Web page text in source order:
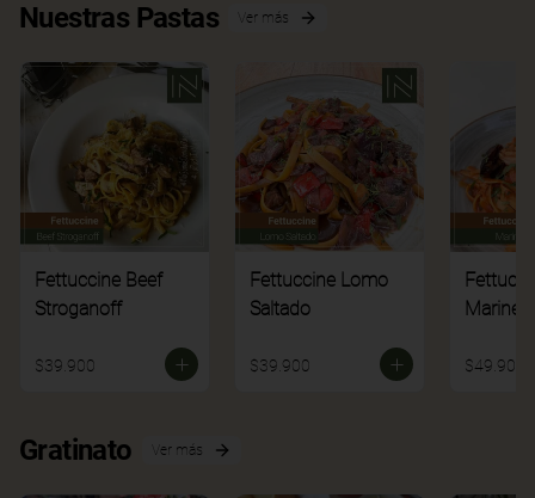
Nuestras Pastas Ver más
Fettuccine Beef
Stroganoff
$39.900
Fettuccine Lomo
Saltado
$39.900
Marinera
$49.900
Gratinato Ver más